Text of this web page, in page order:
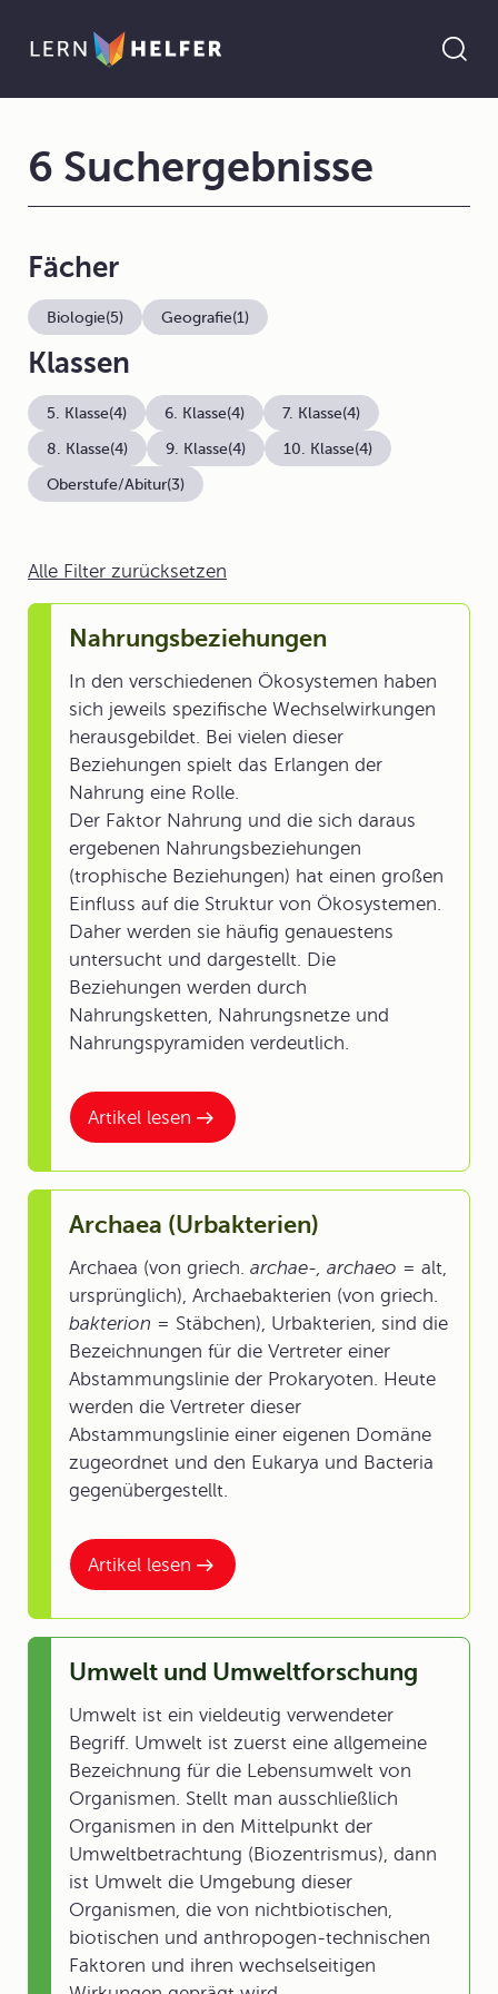
Alle Filter zurücksetzen
Artikel lesen
Nahrungsbeziehungen
In den verschiedenen Ökosystemen haben
sich jeweils spezifische Wechselwirkungen
herausgebildet. Bei vielen dieser
Beziehungen spielt das Erlangen der
Nahrung eine Rolle.
Der Faktor Nahrung und die sich daraus
ergebenen Nahrungsbeziehungen
(trophische Beziehungen) hat einen großen
Einfluss auf die Struktur von Ökosystemen.
Daher werden sie häufig genauestens
untersucht und dargestellt. Die
Beziehungen werden durch
Nahrungsketten, Nahrungsnetze und
Nahrungspyramiden verdeutlich.
Artikel lesen
Archaea (Urbakterien)
Archaea (von griech. archae-, archaeo = alt,
ursprünglich), Archaebakterien (von griech.
bakterion = Stäbchen), Urbakterien, sind die
Bezeichnungen für die Vertreter einer
Abstammungslinie der Prokaryoten. Heute
werden die Vertreter dieser
Abstammungslinie einer eigenen Domäne
zugeordnet und den Eukarya und Bacteria
gegenübergestellt.
Umwelt und Umweltforschung
Umwelt ist ein vieldeutig verwendeter
Begriff. Umwelt ist zuerst eine allgemeine
Bezeichnung für die Lebensumwelt von
Organismen. Stellt man ausschließlich
Organismen in den Mittelpunkt der
Umweltbetrachtung (Biozentrismus), dann
ist Umwelt die Umgebung dieser
Organismen, die von nichtbiotischen,
biotischen und anthropogen-technischen
Faktoren und ihren wechselseitigen
6 Suchergebnisse
Fächer
Biologie(5) Geografie(1)
Klassen
5. Klasse(4) 6. Klasse(4) 7. Klasse(4)
8. Klasse(4) 9. Klasse(4) 10. Klasse(4)
Oberstufe/Abitur(3)